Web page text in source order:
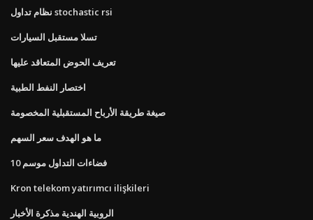
نظام تداول stochastic rsi
تسلا مستقبل السيارات
تعريف الحوض المتعاقد عليها
اختصار النفط الطبية
صيغة طريقة الأرباح المستقبلية المخصومة
ما هو الهدف سعر السهم
فضاءات التداول موسم 10
Kron telekom yatırımcı ilişkileri
الروبية الهندية مذكرة الأخبار